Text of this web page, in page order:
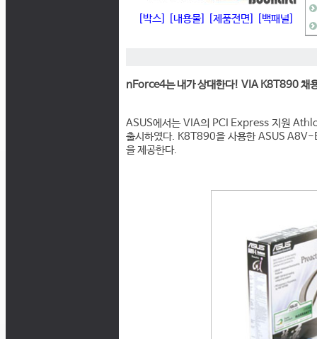
[박스] [내용물] [제품전면] [백패널]
nForce4는 내가 상대한다! VIA K8T890
ASUS에서는 VIA의 PCI Express 지원
출시하였다. K8T890을 사용한 ASUS A8V-
을 제공한다.